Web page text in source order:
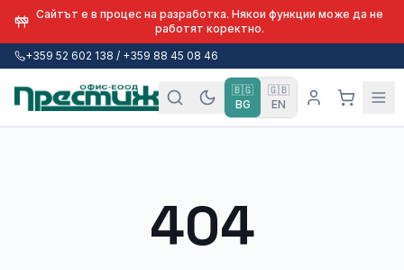
Сайтът е в процес на разработка. Някои функции може да не
работят коректно.
+359 52 602 138 / +359 88 45 08 46
🇧🇬
BG
🇬🇧
EN
404